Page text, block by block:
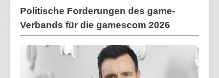
Politische Forderungen des game-
Verbands für die gamescom 2026